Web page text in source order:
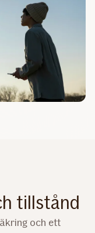
tillstånd
och ett